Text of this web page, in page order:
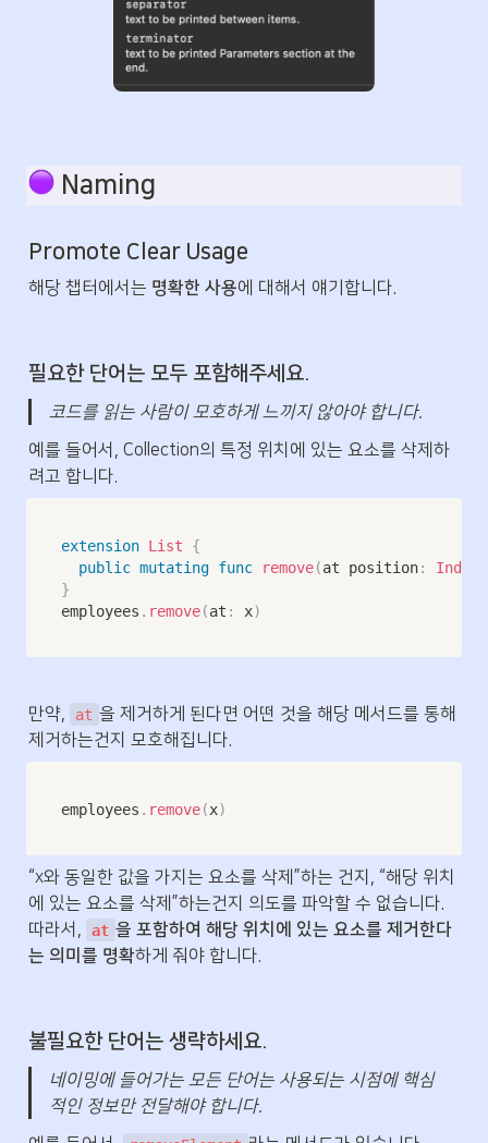
Naming
Promote Clear Usage
해당 챕터에서는 명확한 사용에 대해서 얘기합니다.
필요한 단어는 모두 포함해주세요.
코드를 읽는 사람이 모호하게 느끼지 않아야 합니다.
예를 들어서, Collection의 특정 위치에 있는 요소를 삭제하
려고 합니다.
extension List
{
public mutating func remove(at position: Index
}
employees . remove(at : x)
만약, at 을 제거하게 된다면 어떤 것을 해당 메서드를 통해
제거하는건지 모호해집니다.
employees . remove(x)
“x와 동일한 값을 가지는 요소를 삭제”하는 건지, “해당 위치
에 있는 요소를 삭제”하는건지 의도를 파악할 수 없습니다.
따라서,
at 을 포함하여 해당 위치에 있는 요소를 제거한다
는 의미를 명확하게 줘야 합니다.
불필요한 단어는 생략하세요.
네이밍에 들어가는 모든 단어는 사용되는 시점에 핵심
적인 정보만 전달해야 합니다.